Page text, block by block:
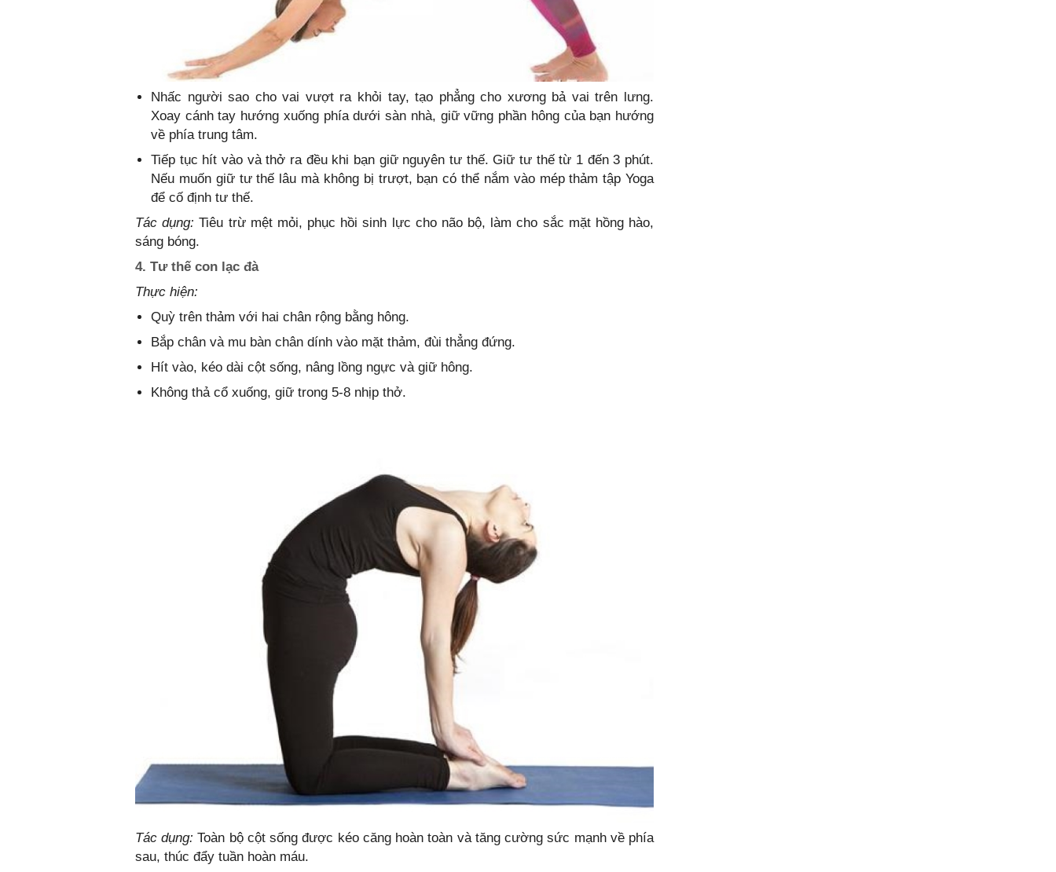
Nhấc người sao cho vai vượt ra khỏi tay, tạo phẳng cho xương bả vai trên lưng.
Xoay cánh tay hướng xuống phía dưới sàn nhà, giữ vững phần hông của bạn hướng
về phía trung tâm.
Tiếp tục hít vào và thở ra đều khi bạn giữ nguyên tư thế. Giữ tư thế từ 1 đến 3 phút.
Nếu muốn giữ tư thế lâu mà không bị trượt, bạn có thể nắm vào mép thảm tập Yoga
để cố định tư thế.
Tác dụng: Tiêu trừ mệt mỏi, phục hồi sinh lực cho não bộ, làm cho sắc mặt hồng hào,
sáng bóng.
4. Tư thế con lạc đà
Thực hiện:
Quỳ trên thảm với hai chân rộng bằng hông.
Bắp chân và mu bàn chân dính vào mặt thảm, đùi thẳng đứng.
Hít vào, kéo dài cột sống, nâng lồng ngực và giữ hông.
Không thả cổ xuống, giữ trong 5-8 nhịp thở.
Tác dụng: Toàn bộ cột sống được kéo căng hoàn toàn và tăng cường sức mạnh về phía
sau, thúc đẩy tuần hoàn máu.